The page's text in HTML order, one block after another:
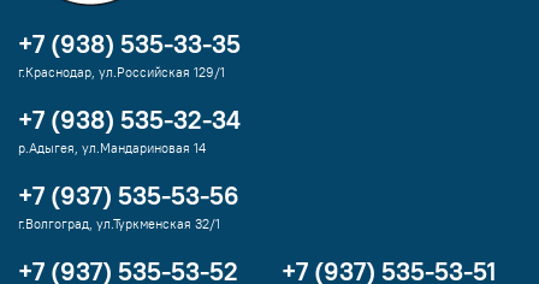
+7 (938) 535-33-35
г.Краснодар, ул.Российская 129/1
+7 (938) 535-32-34
р.Адыгея, ул.Мандариновая 14
+7 (937) 535-53-56
г.Волгоград, ул.Туркменская 32/1
+7 (937) 535-53-52 +7 (937) 535-53-51